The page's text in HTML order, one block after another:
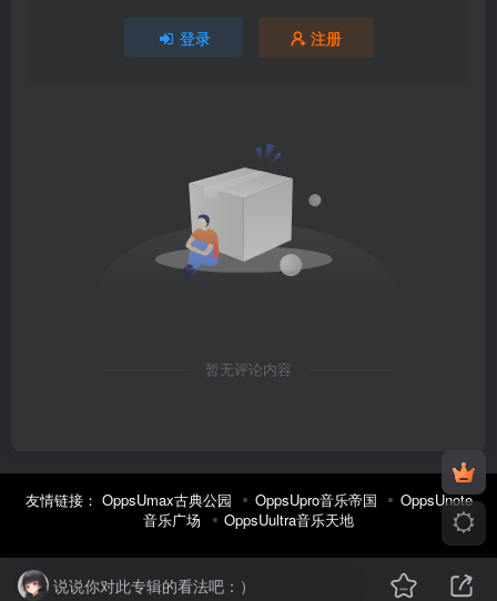
登录 注册
暂无评论内容
友情链接： OppsUmax古典公园 OppsUpro音乐帝国
OppsUnote
音乐广场
OppsUultra音乐天地
说说你对此专辑的看法吧：）